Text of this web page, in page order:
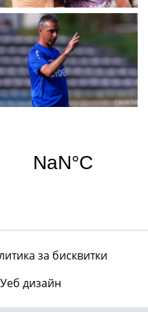
за бисквитки
Уеб дизайн